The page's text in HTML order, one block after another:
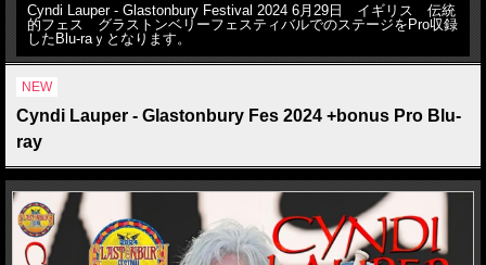
Cyndi Lauper - Glastonbury Festival 2024 6月29日 イギリス 伝統
的フェス グラストンベリーフェスティバルでのステージをPro収録
したBlu-raｙとなります。
NEW
Cyndi Lauper - Glastonbury Fes 2024 +bonus Pro Blu-
ray